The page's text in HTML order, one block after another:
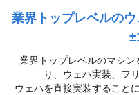
業界トップレベルの
業界トップレベルのマシ
り、ウェハ実装、フ
ウェハを直接実装すること